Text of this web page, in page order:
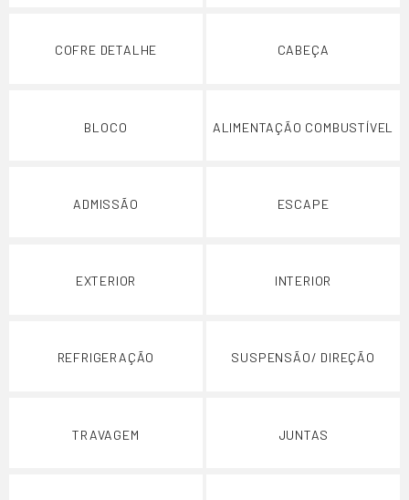
COFRE DETALHE CABEÇA
BLOCO ALIMENTAÇÃO COMBUSTÍVEL
ADMISSÃO ESCAPE
EXTERIOR INTERIOR
REFRIGERAÇÃO SUSPENSÃO/ DIREÇÃO
TRAVAGEM JUNTAS